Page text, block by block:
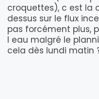
croquettes), c est la
dessus sur le flux
pas forcément plus,
l eau malgré le
cela dès lundi matin